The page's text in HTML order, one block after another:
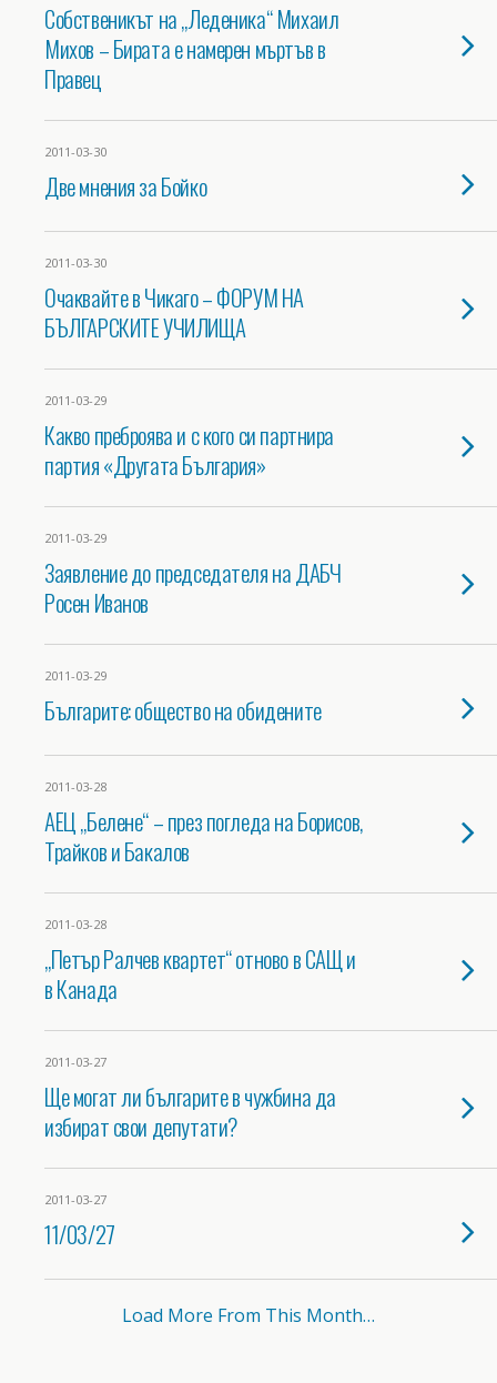
Собственикът на „Леденика“ Михаил
Михов – Бирата е намерен мъртъв в
Правец
2011-03-30
Две мнения за Бойко
2011-03-30
Очаквайте в Чикаго – ФОРУМ НА
БЪЛГАРСКИТЕ УЧИЛИЩА
2011-03-29
Какво преброява и с кого си партнира
партия «Другата България»
2011-03-29
Заявление до председателя на ДАБЧ
Росен Иванов
2011-03-29
Българите: общество на обидените
2011-03-28
АЕЦ „Белене“ – през погледа на Борисов,
Трайков и Бакалов
2011-03-28
„Петър Ралчев квартет“ отново в САЩ и
в Канада
2011-03-27
Ще могат ли българите в чужбина да
избират свои депутати?
2011-03-27
11/03/27
Load More From This Month…